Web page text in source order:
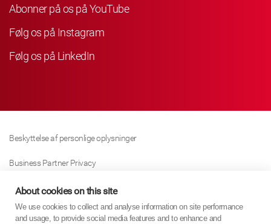
Abonner på os på YouTube
Følg os på Instagram
Følg os på LinkedIn
Beskyttelse af personlige oplysninger
Business Partner Privacy
Cookie Politik
Modern Slavery Act Policy
About cookies on this site
We use cookies to collect and analyse information on site performance
and usage, to provide social media features and to enhance and